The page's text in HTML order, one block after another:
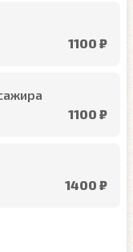
1100 ₽
1100 ₽
1400 ₽